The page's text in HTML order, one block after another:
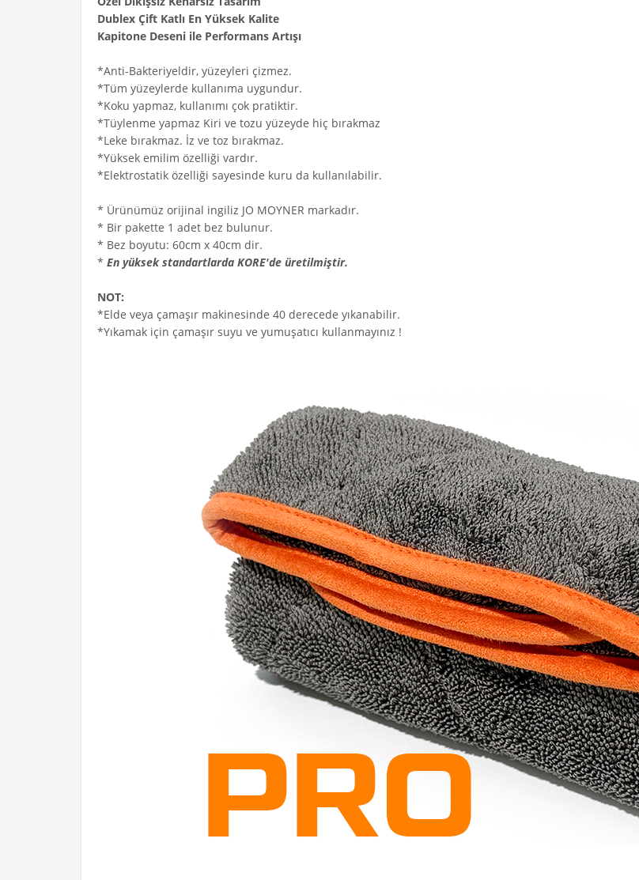
Dublex Çift Katlı En Yüksek Kalite
Kapitone Deseni ile Performans Artışı
*Anti-Bakteriyeldir, yüzeyleri çizmez.
*Tüm yüzeylerde kullanıma uygundur.
*Koku yapmaz, kullanımı çok pratiktir.
*Tüylenme yapmaz Kiri ve tozu yüzeyde hiç bırakmaz
*Leke bırakmaz. İz ve toz bırakmaz.
*Yüksek emilim özelliği vardır.
*Elektrostatik özelliği sayesinde kuru da kullanılabilir.
* Ürünümüz orijinal ingiliz JO MOYNER markadır.
* Bir pakette 1 adet bez bulunur.
* Bez boyutu: 60cm x 40cm dir.
* En yüksek standartlarda KORE'de üretilmiştir.
NOT:
*Elde veya çamaşır makinesinde 40 derecede yıkanabilir.
*Yıkamak için çamaşır suyu ve yumuşatıcı kullanmayınız !